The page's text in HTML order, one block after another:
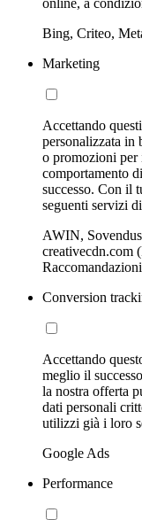
online, a
Bing, Criteo,
Marketing
Accettando
personalizzata in
o promozioni per
comportamento
successo. Con il
seguenti servizi
AWIN,
creativecdn.com
Conversion
Accettando
meglio il
la nostra offerta
dati personali
utilizzi già i loro
Google Ads
Performance